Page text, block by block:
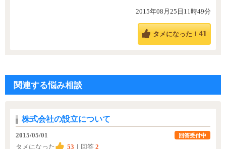
2015年08月25日11時49分
タメになった！ 41
関連する悩み相談
株式会社の設立について
2015/05/01
タメになった
53 ｜回答 2
回答受付中